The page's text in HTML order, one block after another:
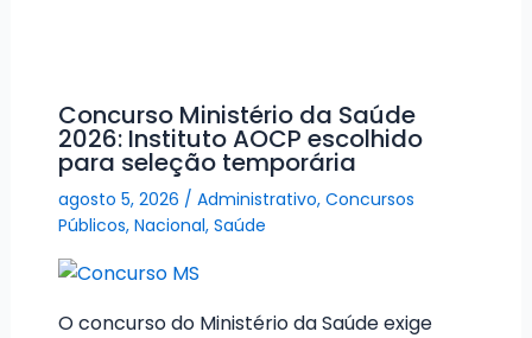
Concurso Ministério da Saúde
2026: Instituto AOCP escolhido
para seleção temporária
agosto 5, 2026 / Administrativo, Concursos
Públicos, Nacional, Saúde
O concurso do Ministério da Saúde exige